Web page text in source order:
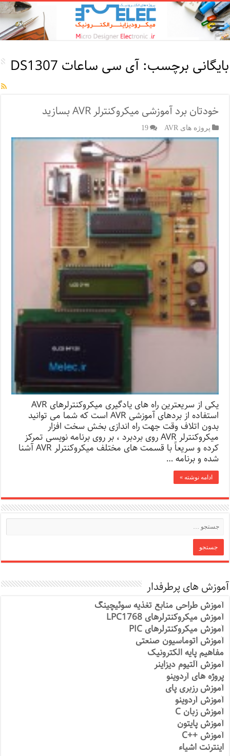
بایگانی برچسب:آی سی ساعات DS1307
خودتان برد آموزشی میکروکنترلر AVR بسازید
پروژه های AVR 19
یکی از سریعترین راه های یادگیری میکروکنترلرهای AVR
استفاده از بردهای آموزشی AVR است که شما می توانید
بدون اتلاف وقت جهت راه اندازی بخش سخت افزار
میکروکنترلر AVR روی بردبرد ، بر روی برنامه نویسی تمرکز
کرده و سریعاً با قسمت های مختلف میکروکنترلر AVR آشنا
شده و برنامه …
ادامه نوشته »
آموزش های پرطرفدار
آموزش طراحی منابع تغذیه سوئیچینگ
آموزش میکروکنترلرهای LPC1768
آموزش میکروکنترلرهای PIC
آموزش اتوماسیون صنعتی
مفاهیم پایه الکترونیک
آموزش آلتیوم دیزاینر
پروژه های آردوینو
آموزش رزبری پای
آموزش آردوینو
آموزش زبان C
آموزش پایتون
آموزش ++C
اینترنت اشیاء